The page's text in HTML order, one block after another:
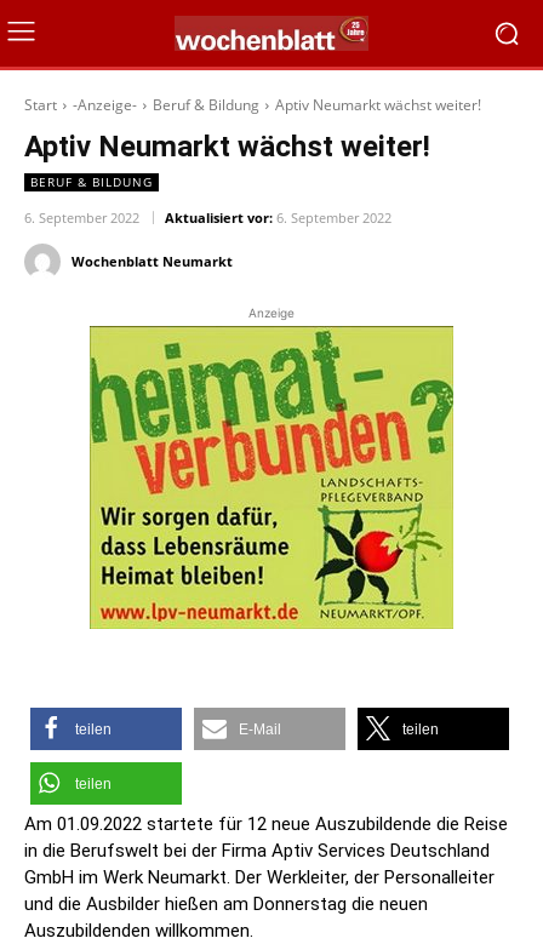
Start -Anzeige- Beruf & Bildung Aptiv Neumarkt wächst weiter!
Aptiv Neumarkt wächst weiter!
BERUF & BILDUNG
6. September 2022 Aktualisiert vor: 6. September 2022
Wochenblatt Neumarkt
Anzeige
teilen E-Mail teilen
teilen
Am 01.09.2022 startete für 12 neue Auszubildende die Reise
in die Berufswelt bei der Firma Aptiv Services Deutschland
GmbH im Werk Neumarkt. Der Werkleiter, der Personalleiter
und die Ausbilder hießen am Donnerstag die neuen
Auszubildenden willkommen.